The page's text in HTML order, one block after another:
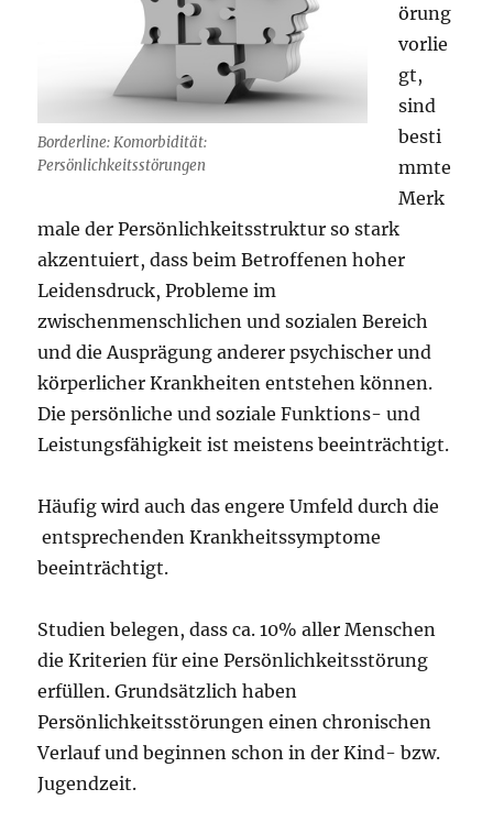
Borderline: Komorbidität:
Persönlichkeitsstörungen
örung
vorlie
gt,
sind
besti
mmte
Merk
male der Persönlichkeitsstruktur so stark
akzentuiert, dass beim Betroffenen hoher
Leidensdruck, Probleme im
zwischenmenschlichen und sozialen Bereich
und die Ausprägung anderer psychischer und
körperlicher Krankheiten entstehen können.
Die persönliche und soziale Funktions- und
Leistungsfähigkeit ist meistens beeinträchtigt.
Häufig wird auch das engere Umfeld durch die
entsprechenden Krankheitssymptome
beeinträchtigt.
Studien belegen, dass ca. 10% aller Menschen
die Kriterien für eine Persönlichkeitsstörung
erfüllen. Grundsätzlich haben
Persönlichkeitsstörungen einen chronischen
Verlauf und beginnen schon in der Kind- bzw.
Jugendzeit.